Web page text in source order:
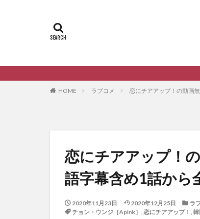
韓国ドラマの動画
HOME ラブコメ 恋にチアアップ！の動画
恋にチアアップ！
語字幕含め1話から
2020年11月23日 2020年12月25日
ラ
チョン・ウンジ［Apink］ , 恋にチアアップ！ ,